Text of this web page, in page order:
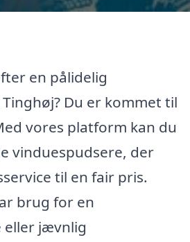
en pålidelig
Du er kommet til
vores platform kan du
vinduespudsere, der
til en fair pris.
brug for en
eller jævnlig